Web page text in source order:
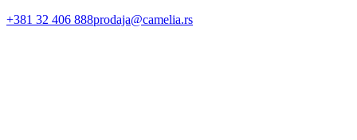
+381 32 406 888prodaja@camelia.rs